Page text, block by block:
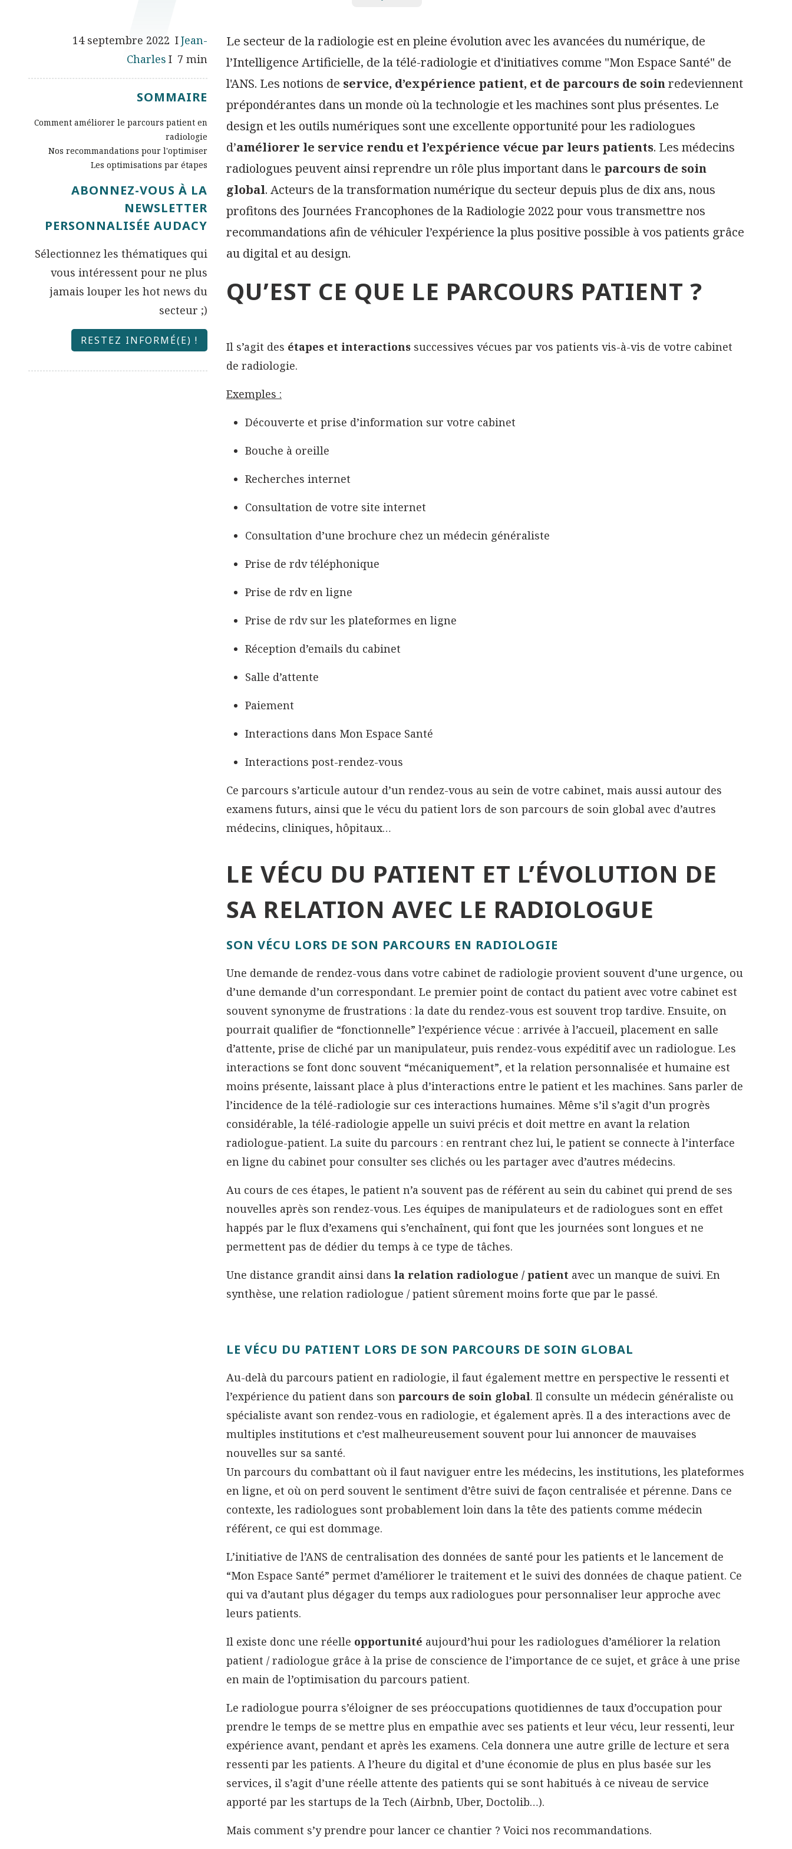
14 septembre 2022
Jean-
Charles
7 min
SOMMAIRE
Comment améliorer le parcours patient en
radiologie
Nos recommandations pour l'optimiser
Les optimisations par étapes
ABONNEZ-VOUS À LA
NEWSLETTER
PERSONNALISÉE AUDACY
Sélectionnez les thématiques qui
vous intéressent pour ne plus
jamais louper les hot news du
secteur ;)
RESTEZ INFORMÉ(E) !
Le secteur de la radiologie est en pleine évolution avec les avancées du numérique, de
l’Intelligence Artificielle, de la télé-radiologie et d'initiatives comme "Mon Espace Santé" de
l'ANS. Les notions de service, d’expérience patient, et de parcours de soinredeviennent
prépondérantes dans un monde où la technologie et les machines sont plus présentes. Le
design et les outils numériques sont une excellente opportunité pour les radiologues
d’améliorer le service rendu et l’expérience vécue par leurs patients. Les médecins
radiologues peuvent ainsi reprendre un rôle plus important dans le parcours de soin
global. Acteurs de la transformation numérique du secteur depuis plus de dix ans, nous
profitons des Journées Francophones de la Radiologie 2022 pour vous transmettre nos
recommandations afin de véhiculer l’expérience la plus positive possible à vos patients grâce
au digital et au design.
QU’EST CE QUE LE PARCOURS PATIENT ?
Il s’agit des étapes et interactions successives vécues par vos patients vis-à-vis de votre cabinet
de radiologie.
Exemples :
Découverte et prise d’information sur votre cabinet
Bouche à oreille
Recherches internet
Consultation de votre site internet
Consultation d’une brochure chez un médecin généraliste
Prise de rdv téléphonique
Prise de rdv en ligne
Prise de rdv sur les plateformes en ligne
Réception d’emails du cabinet
Salle d’attente
Paiement
Interactions dans Mon Espace Santé
Interactions post-rendez-vous
Ce parcours s’articule autour d’un rendez-vous au sein de votre cabinet, mais aussi autour des
examens futurs, ainsi que le vécu du patient lors de son parcours de soin global avec d’autres
médecins, cliniques, hôpitaux…
LE VÉCU DU PATIENT ET L’ÉVOLUTION DE
SA RELATION AVEC LE RADIOLOGUE
SON VÉCU LORS DE SON PARCOURS EN RADIOLOGIE
Une demande de rendez-vous dans votre cabinet de radiologie provient souvent d’une urgence, ou
d’une demande d’un correspondant. Le premier point de contact du patient avec votre cabinet est
souvent synonyme de frustrations : la date du rendez-vous est souvent trop tardive. Ensuite, on
pourrait qualifier de “fonctionnelle” l’expérience vécue : arrivée à l’accueil, placement en salle
d’attente, prise de cliché par un manipulateur, puis rendez-vous expéditif avec un radiologue. Les
interactions se font donc souvent “mécaniquement”, et la relation personnalisée et humaine est
moins présente, laissant place à plus d’interactions entre le patient et les machines. Sans parler de
l’incidence de la télé-radiologie sur ces interactions humaines. Même s’il s’agit d’un progrès
considérable, la télé-radiologie appelle un suivi précis et doit mettre en avant la relation
radiologue-patient. La suite du parcours : en rentrant chez lui, le patient se connecte à l’interface
en ligne du cabinet pour consulter ses clichés ou les partager avec d’autres médecins.
Au cours de ces étapes, le patient n’a souvent pas de référent au sein du cabinet qui prend de ses
nouvelles après son rendez-vous. Les équipes de manipulateurs et de radiologues sont en effet
happés par le flux d’examens qui s’enchaînent, qui font que les journées sont longues et ne
permettent pas de dédier du temps à ce type de tâches.
Une distance grandit ainsi dans la relation radiologue / patient avec un manque de suivi. En
synthèse, une relation radiologue / patient sûrement moins forte que par le passé.
LE VÉCU DU PATIENT LORS DE SON PARCOURS DE SOIN GLOBAL
Au-delà du parcours patient en radiologie, il faut également mettre en perspective le ressenti et
l’expérience du patient dans son parcours de soin global. Il consulte un médecin généraliste ou
spécialiste avant son rendez-vous en radiologie, et également après. Il a des interactions avec de
multiples institutions et c’est malheureusement souvent pour lui annoncer de mauvaises
nouvelles sur sa santé.
Un parcours du combattant où il faut naviguer entre les médecins, les institutions, les plateformes
en ligne, et où on perd souvent le sentiment d’être suivi de façon centralisée et pérenne. Dans ce
contexte, les radiologues sont probablement loin dans la tête des patients comme médecin
référent, ce qui est dommage.
L’initiative de l’ANS de centralisation des données de santé pour les patients et le lancement de
“Mon Espace Santé” permet d’améliorer le traitement et le suivi des données de chaque patient. Ce
qui va d’autant plus dégager du temps aux radiologues pour personnaliser leur approche avec
leurs patients.
Il existe donc une réelle opportunité aujourd’hui pour les radiologues d’améliorer la relation
patient / radiologue grâce à la prise de conscience de l’importance de ce sujet, et grâce à une prise
en main de l’optimisation du parcours patient.
Le radiologue pourra s’éloigner de ses préoccupations quotidiennes de taux d’occupation pour
prendre le temps de se mettre plus en empathie avec ses patients et leur vécu, leur ressenti, leur
expérience avant, pendant et après les examens. Cela donnera une autre grille de lecture et sera
ressenti par les patients. A l’heure du digital et d’une économie de plus en plus basée sur les
services, il s’agit d’une réelle attente des patients qui se sont habitués à ce niveau de service
apporté par les startups de la Tech (Airbnb, Uber, Doctolib…).
Mais comment s’y prendre pour lancer ce chantier ? Voici nos recommandations.